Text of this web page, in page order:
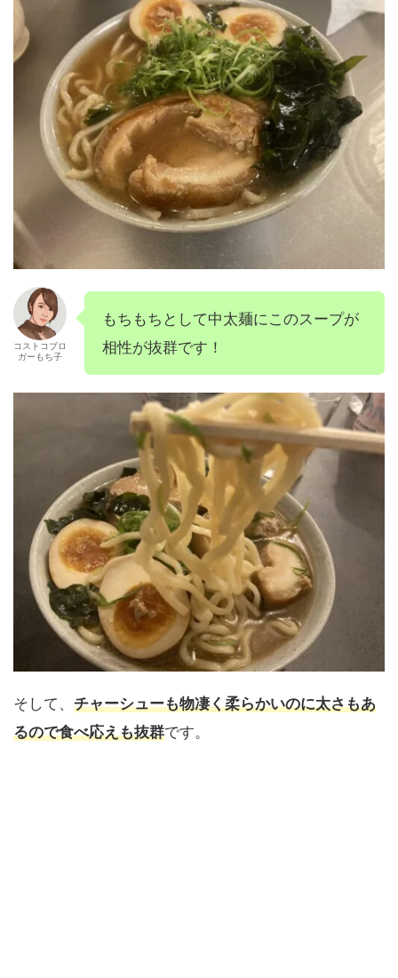
コストコブロ
ガーもち子
もちもちとして中太麺にこのスープが
相性が抜群です！
そして、 チャーシューも物凄く柔らかいのに太さもあ
るので食べ応えも抜群です。